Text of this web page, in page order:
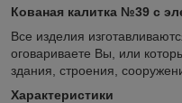
Кованая калитка №39 с
Все изделия
оговариваете Вы, или
здания, строения,
Характеристики